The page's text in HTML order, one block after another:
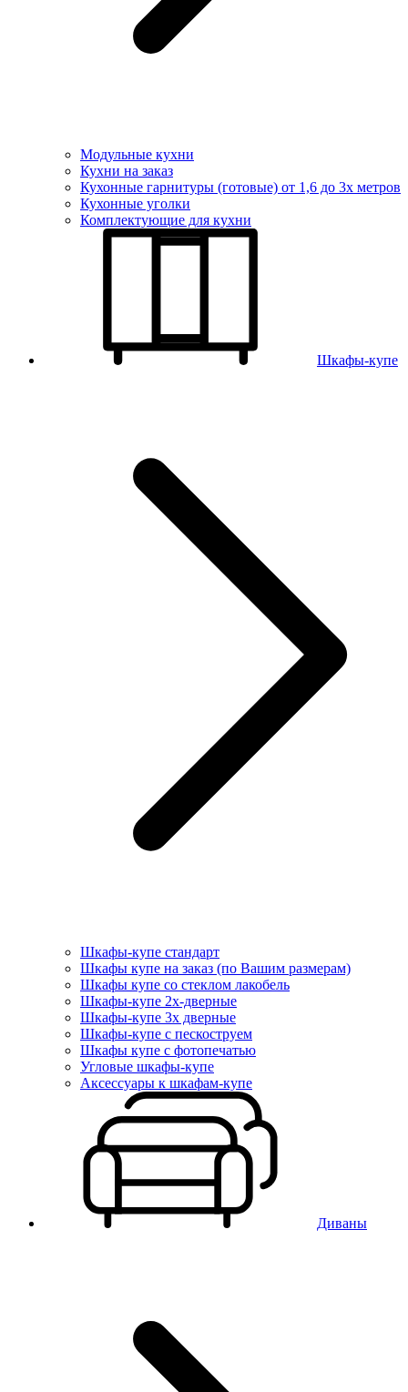
Модульные кухни
Кухни на заказ
Кухонные гарнитуры (готовые) от 1,6 до 3х метров
Кухонные уголки
Комплектующие для кухни
Шкафы-купе
Шкафы-купе стандарт
Шкафы купе на заказ (по Вашим размерам)
Шкафы купе со стеклом лакобель
Шкафы-купе 2х-дверные
Шкафы-купе 3х дверные
Шкафы-купе с пескоструем
Шкафы купе с фотопечатью
Угловые шкафы-купе
Аксессуары к шкафам-купе
Диваны